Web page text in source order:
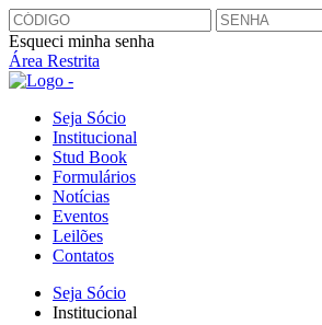
Esqueci minha senha
Área Restrita
Seja Sócio
Institucional
Stud Book
Formulários
Notícias
Eventos
Leilões
Contatos
Seja Sócio
Institucional